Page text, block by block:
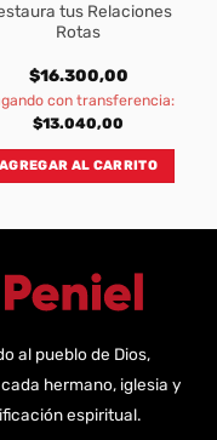
tus Relaciones
Rotas
$16.300,00
con transferencia:
$13.040,00
AGREGAR AL CARRITO
al pueblo de Dios,
hermano, iglesia y
espiritual.